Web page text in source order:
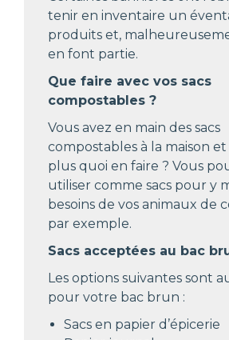
tenir en inventaire un
produits et,
en font partie.
Que faire avec vos sacs
compostables ?
Vous avez en main des sacs
compostables à la maison et
plus quoi en faire ? Vous
utiliser comme sacs pour y
besoins de vos animaux de
par exemple.
Sacs acceptées au bac
Les options suivantes sont
pour votre bac brun :
Sacs en papier d’épicerie